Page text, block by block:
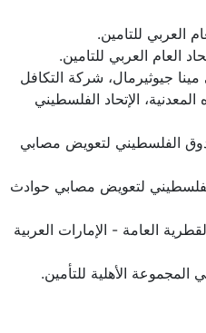
للتامين.
العام العربي للتامين.
جيوثيرمال، شركة التكافل
الإتحاد الفلسطيني
الفلسطيني لتعويض مصابي
لتعويض مصابي حوادث
العامة - الإمارات العربية
الأهلية للتأمين.